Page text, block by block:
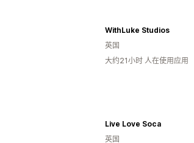
WithLuke Studios
英国
大约21小时 人在使用应用
Live Love Soca
英国